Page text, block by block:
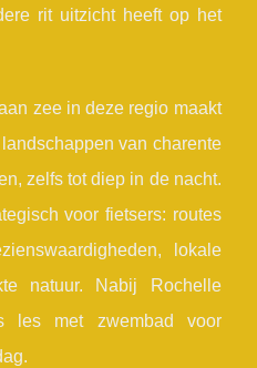
rit uitzicht heeft op het
zee in deze regio maakt
van charente
zelfs tot diep in de nacht.
voor fietsers: routes
lokale
natuur. Nabij Rochelle
les met zwembad voor